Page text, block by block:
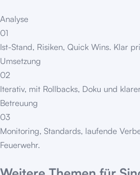
Analyse
01
Ist-Stand, Risiken, Quick Wins. Klar
Umsetzung
02
Iterativ, mit Rollbacks, Doku und
Betreuung
03
Monitoring, Standards, laufende
Feuerwehr.